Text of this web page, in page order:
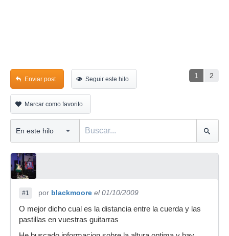
1 2
Enviar post Seguir este hilo
Marcar como favorito
#1 por blackmoore el 01/10/2009
O mejor dicho cual es la distancia entre la cuerda y las
pastillas en vuestras guitarras